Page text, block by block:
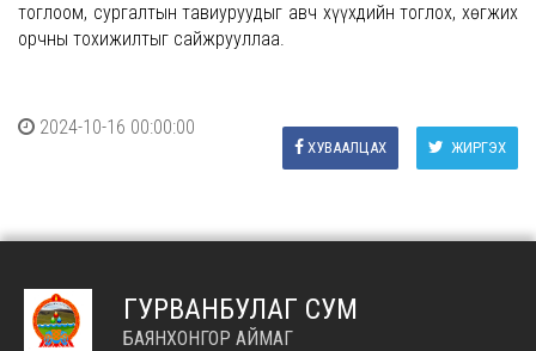
тоглоом, сургалтын тавиуруудыг авч хүүхдийн тоглох, хөгжих
орчны тохижилтыг сайжрууллаа.
2024-10-16 00:00:00
ЖИРГЭХ
ХУВААЛЦАХ
ГУРВАНБУЛАГ СУМ
БАЯНХОНГОР АЙМАГ